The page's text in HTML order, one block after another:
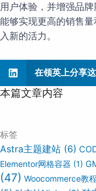
用户体验，并增强品
能够实现更高的销售
入新的活力。
在领英上分享
本篇文章内容
标签
Astra主题建站 (6)
Elementor网格容器 (1)
(47) Woocommerce教程